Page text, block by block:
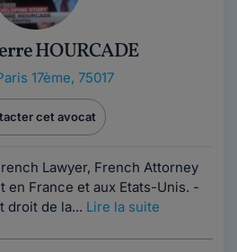
HOURCADE
17ème, 75017
cet avocat
Lawyer, French Attorney
en France et aux Etats-Unis. -
droit de la... Lire la suite